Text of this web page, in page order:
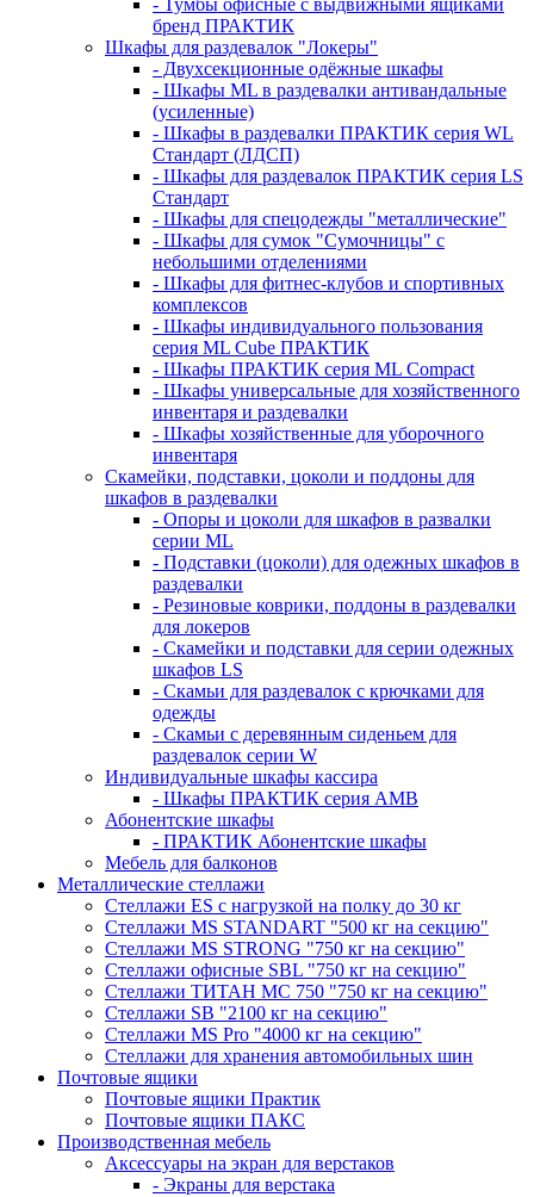
- Тумбы офисные с выдвижными ящиками
бренд ПРАКТИК
Шкафы для раздевалок "Локеры"
- Двухсекционные одёжные шкафы
- Шкафы ML в раздевалки антивандальные
(усиленные)
- Шкафы в раздевалки ПРАКТИК серия WL
Стандарт (ЛДСП)
- Шкафы для раздевалок ПРАКТИК серия LS
Стандарт
- Шкафы для спецодежды "металлические"
- Шкафы для сумок "Сумочницы" с
небольшими отделениями
- Шкафы для фитнес-клубов и спортивных
комплексов
- Шкафы индивидуального пользования
серия ML Cube ПРАКТИК
- Шкафы ПРАКТИК серия ML Compact
- Шкафы универсальные для хозяйственного
инвентаря и раздевалки
- Шкафы хозяйственные для уборочного
инвентаря
Скамейки, подставки, цоколи и поддоны для
шкафов в раздевалки
- Опоры и цоколи для шкафов в развалки
серии ML
- Подставки (цоколи) для одежных шкафов в
раздевалки
- Резиновые коврики, поддоны в раздевалки
для локеров
- Скамейки и подставки для серии одежных
шкафов LS
- Скамьи для раздевалок с крючками для
одежды
- Скамьи с деревянным сиденьем для
раздевалок серии W
Индивидуальные шкафы кассира
- Шкафы ПРАКТИК серия AMB
Абонентские шкафы
- ПРАКТИК Абонентские шкафы
Мебель для балконов
Металлические стеллажи
Стеллажи ES с нагрузкой на полку до 30 кг
Стеллажи MS STANDART "500 кг на секцию"
Стеллажи MS STRONG "750 кг на секцию"
Стеллажи офисные SBL "750 кг на секцию"
Стеллажи ТИТАН МС 750 "750 кг на секцию"
Стеллажи SB "2100 кг на секцию"
Стеллажи MS Pro "4000 кг на секцию"
Стеллажи для хранения автомобильных шин
Почтовые ящики
Почтовые ящики Практик
Почтовые ящики ПАКС
Производственная мебель
Аксессуары на экран для верстаков
- Экраны для верстака